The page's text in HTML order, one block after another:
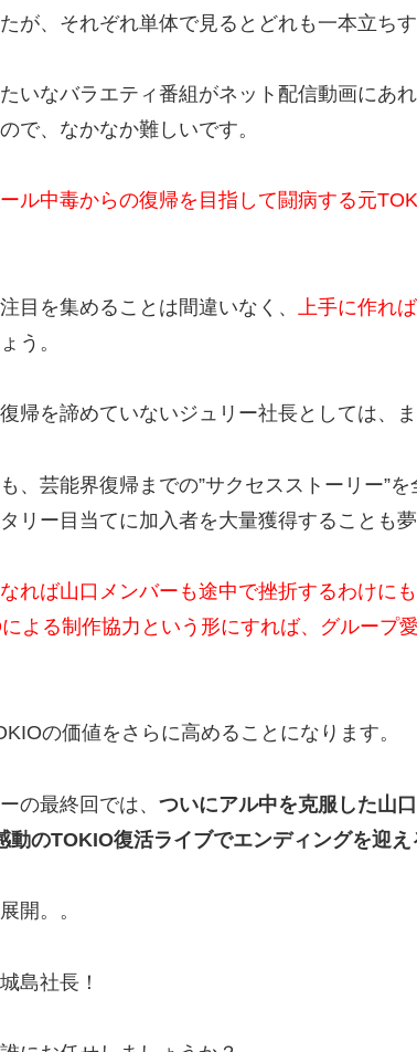
が、それぞれ単体で見るとどれも一本立ちす
いなバラエティ番組がネット配信動画にあ
で、なかなか難しいです。
ル中毒からの復帰を目指して闘病する元
目を集めることは間違いなく、
上手に作れ
う。
帰を諦めていないジュリー社長としては、
、芸能界復帰までの”サクセスストーリー”
リー目当てに加入者を大量獲得することも
れば山口メンバーも途中で挫折するわけに
よる制作協力という形にすれば、グループ
の価値をさらに高めることになります。
の最終回では、 ついにアル中を克服した山
動のTOKIO復活ライブでエンディングを迎え
開。。
島社長！